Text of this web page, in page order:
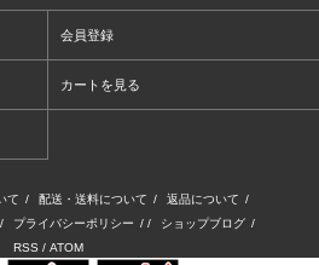
会員登録
カートを見る
て / 配送・送料について / 返品について /
/ プライバシーポリシー / / ショップブログ /
RSS / ATOM